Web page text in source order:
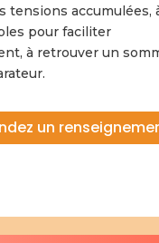
tensions accumulées,
pour faciliter
à retrouver un
un